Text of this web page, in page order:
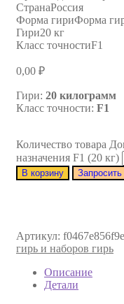
СтранаРоссия
Форма гириФорма
Гири20 кг
Класс точностиF1
0,00 ₽
Гири: 20 килограмм
Класс точности: F1
Количество товара
назначения F1 (20 кг)
В корзину Запросить
Артикул: f0467e856f9e
гирь и наборов гирь
Описание
Детали